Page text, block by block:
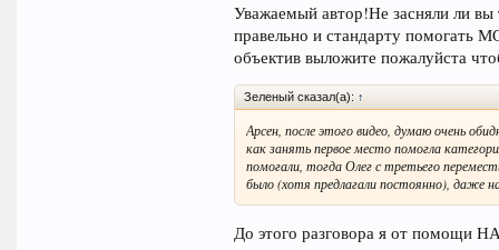
Уважаемый автор!Не засняли ли
правельно и стандарту
объектив выложите пожалуйста
Зеленый сказал(а): ↑
Арсен, после этого видео, думаю очень
как занять первое место помогла
помогали, тогда Олег с третьего
было (хотя предлагали постоянно), даже
До этого разговора я от помощи